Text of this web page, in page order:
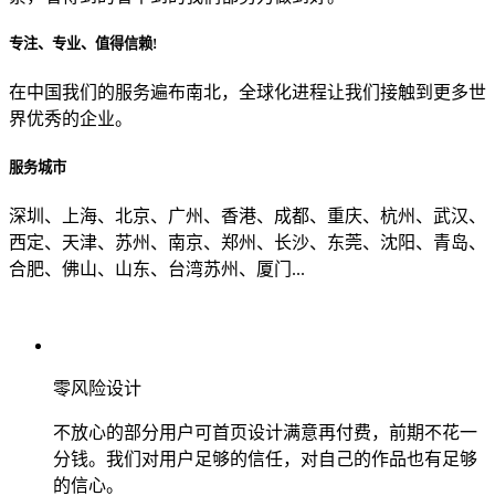
专注、专业、值得信赖!
在中国我们的服务遍布南北，全球化进程让我们接触到更多世
界优秀的企业。
服务城市
深圳、上海、北京、广州、香港、成都、重庆、杭州、武汉、
西定、天津、苏州、南京、郑州、长沙、东莞、沈阳、青岛、
合肥、佛山、山东、台湾苏州、厦门...
零风险设计
不放心的部分用户可首页设计满意再付费，前期不花一
分钱。我们对用户足够的信任，对自己的作品也有足够
的信心。